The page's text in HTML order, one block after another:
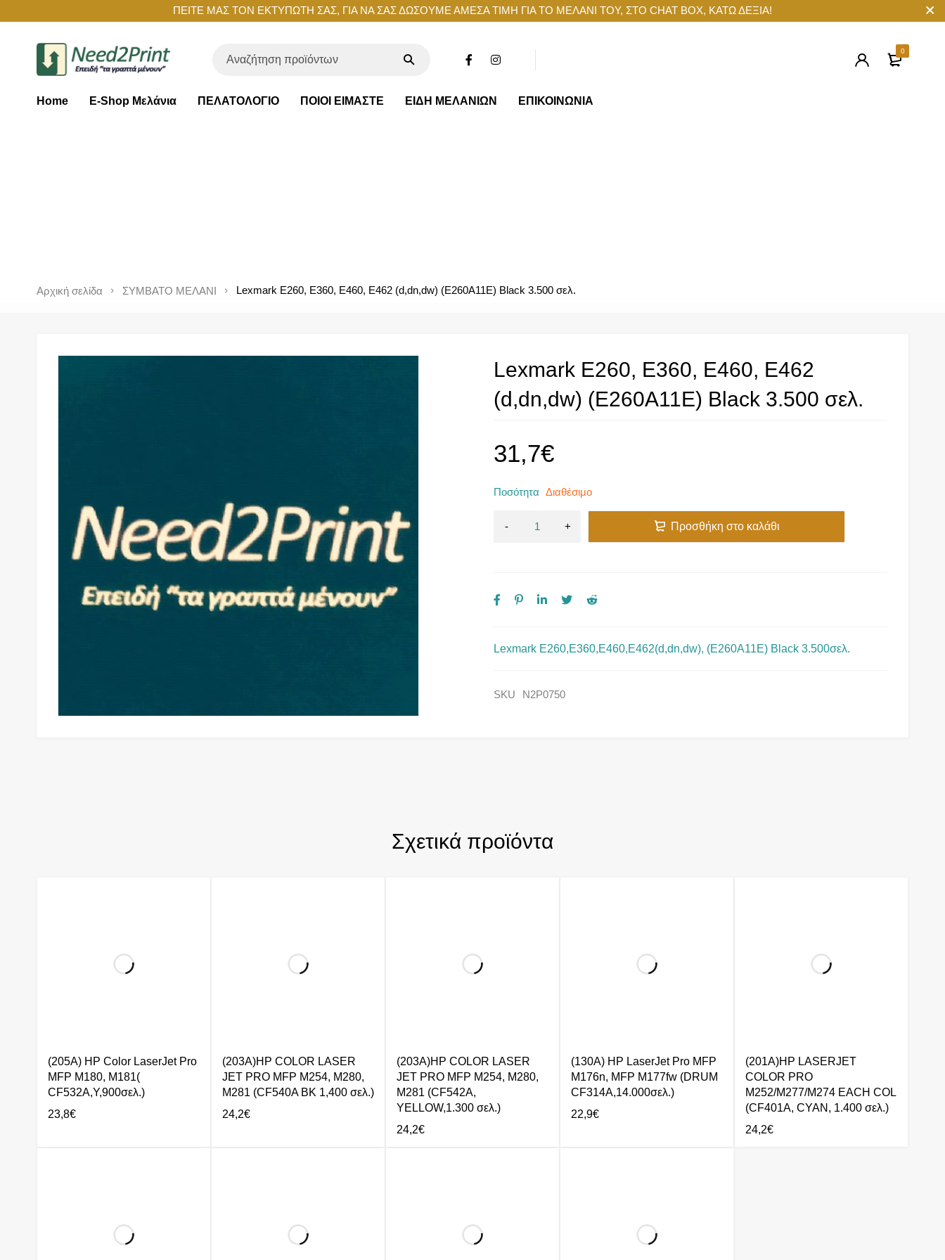
ΠΕΙΤΕ ΜΑΣ ΤΟΝ ΕΚΤΥΠΩΤΗ ΣΑΣ, ΓΙΑ ΝΑ ΣΑΣ ΔΩΣΟΥΜΕ ΑΜΕΣΑ ΤΙΜΗ ΓΙΑ ΤΟ ΜΕΛΑΝΙ ΤΟΥ, ΣΤΟ CHAT BOX, ΚΑΤΩ ΔΕΞΙΑ!
0
Home E-Shop Μελάνια ΠΕΛΑΤΟΛΟΓΙΟ ΠΟΙΟΙ ΕΙΜΑΣΤΕ ΕΙΔΗ ΜΕΛΑΝΙΩΝ ΕΠΙΚΟΙΝΩΝΙΑ
Αρχική σελίδα ΣΥΜΒΑΤΟ ΜΕΛΑΝΙ Lexmark E260, E360, E460, E462 (d,dn,dw) (E260A11E) Black 3.500 σελ.
Lexmark E260, E360, E460, E462
(d,dn,dw) (E260A11E) Black 3.500 σελ.
Lexmark E260,E360,E460,E462(d,dn,dw), (E260A11E) Black 3.500σελ.
31,7€
Ποσότητα Διαθέσιμο
Προσθήκη στο καλάθι
SKU N2P0750
Σχετικά προϊόντα
(205A) HP Color LaserJet Pro
MFP M180, M181(
CF532A,Y,900σελ.)
23,8€
(203A)HP COLOR LASER
JET PRO MFP M254, M280,
M281 (CF540A BK 1,400 σελ.)
24,2€
(203A)HP COLOR LASER
JET PRO MFP M254, M280,
M281 (CF542A,
YELLOW,1.300 σελ.)
24,2€
(130A) HP LaserJet Pro MFP
M176n, MFP M177fw (DRUM
CF314A,14.000σελ.)
22,9€
(201A)HP LASERJET
COLOR PRO
M252/M277/M274 EACH COL
(CF401A, CYAN, 1.400 σελ.)
24,2€